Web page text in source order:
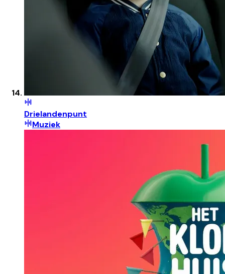
Drielandenpunt
Muziek